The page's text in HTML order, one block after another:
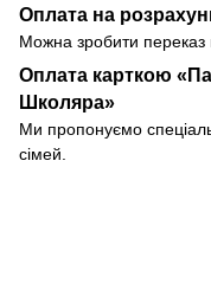
Оплата на
Можна зробити переказ
Оплата карткою
Школяра»
Ми пропонуємо
сімей.